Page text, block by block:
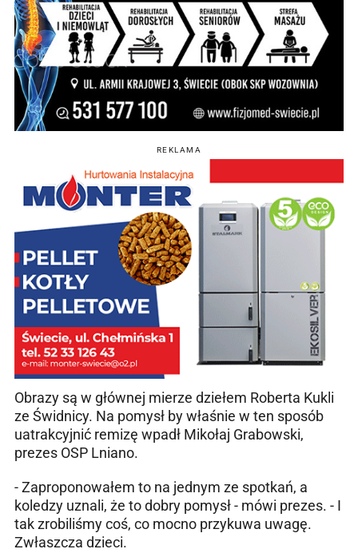
REKLAMA
Obrazy są w głównej mierze dziełem Roberta Kukli
ze Świdnicy. Na pomysł by właśnie w ten sposób
uatrakcyjnić remizę wpadł Mikołaj Grabowski,
prezes OSP Lniano.
- Zaproponowałem to na jednym ze spotkań, a
koledzy uznali, że to dobry pomysł - mówi prezes. - I
tak zrobiliśmy coś, co mocno przykuwa uwagę.
Zwłaszcza dzieci.